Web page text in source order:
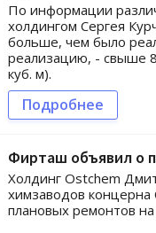
По информации
холдингом Сергея
больше, чем было
реализацию, - свыше
куб. м).
Подробнее
Фирташ объявил о
Холдинг Ostchem
химзаводов концерна
плановых ремонтов